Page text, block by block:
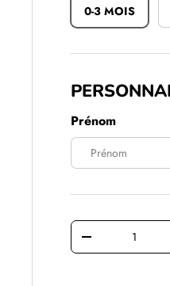
0-3 MOIS
Prénom
Qté
DIMINUER LA